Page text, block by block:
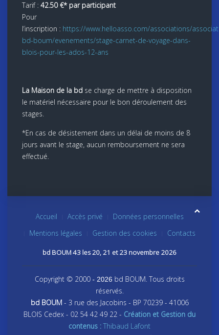
Tarif : 42.50 €* par participant
Pour
l’inscription : https://www.helloasso.com/associations/
bd-boum/evenements/stage-carnet-de-voyage-dans-
blois-pour-les-ados-12-ans
La Maison de la bd se charge de mettre à disposition
le matériel nécessaire pour le bon déroulement des
stages.
*En cas de désistement dans un délai de moins de 8
jours avant le stage, aucun remboursement ne sera
effectué.
Accueil Accès privé
Données personnelles
Mentions légales
Gestion des cookies Contacts
bd BOUM 43 les 20, 21 et 23 novembre 2026
Copyright © 2000- 2026 bd BOUM. Tous droits
réservés.
bd BOUM- 3 rue des Jacobins - BP 70239 - 41006
BLOIS Cedex - 02 54 42 49 22 - Création et Gestion du
contenus : Thibaud Lafont